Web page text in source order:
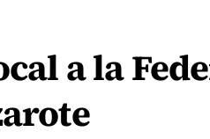
a la